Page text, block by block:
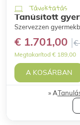
Távoktatás
Tanúsított
Szervezzen
€ 1.701,00 €
Megtakarítod € 189,00
A KOSÁRBAN
A